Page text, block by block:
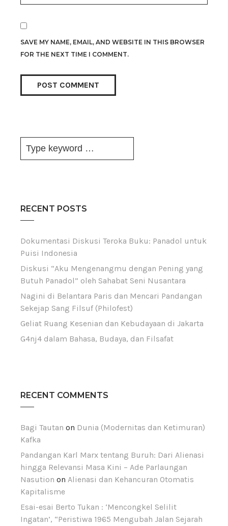
SAVE MY NAME, EMAIL, AND WEBSITE IN THIS BROWSER
FOR THE NEXT TIME I COMMENT.
RECENT POSTS
Dokumentasi Diskusi Teroka Buku: Panadol untuk
Puisi Indonesia
Diskusi “Aku Mengenangmu dengan Pening yang
Butuh Panadol” oleh Sahabat Seni Nusantara
Nagini di Belantara Paris dan Mencari Pandangan
Sekejap Sang Filsuf (Philofest)
Geliat Ruang Kesenian dan Kebudayaan di Jakarta
G4nj4 dalam Bahasa, Budaya, dan Filsafat
RECENT COMMENTS
Bagi Tautan on Dunia (Modernitas dan Ketimuran)
Kafka
Pandangan Karl Marx tentang Buruh: Dari Alienasi
hingga Relevansi Masa Kini – Ade Parlaungan
Nasution on Alienasi dan Kehancuran Otomatis
Kapitalisme
Esai-esai Berto Tukan : ‘Mencongkel Selilit
Ingatan’, “Peristiwa 1965 Mengubah Jalan Sejarah